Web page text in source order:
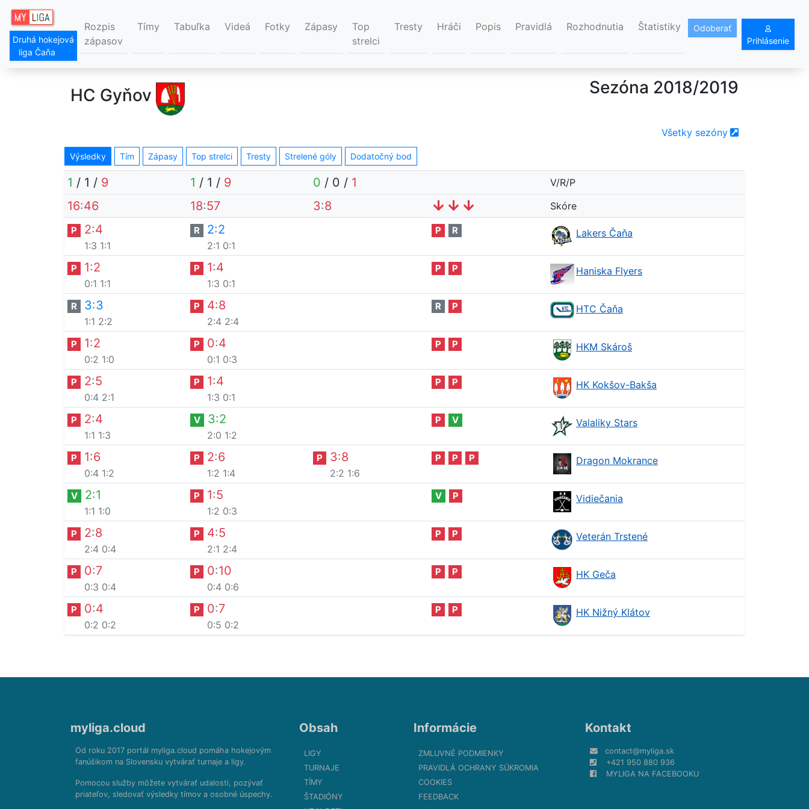
Druhá hokejová
liga Čaňa
Rozpis
zápasov
Tímy Tabuľka Videá Fotky Zápasy
Top
strelci
Tresty Hráči Popis Pravidlá Rozhodnutia Štatistiky
Odoberať
Prihlásenie
HC Gyňov Sezóna 2018/2019
Všetky sezóny
Výsledky Tím Zápasy Top strelci Tresty Strelené góly Dodatočný bod
1 / 1 / 9 1 / 1 / 9 0 / 0 / 1 V/R/P
16:46 18:57 3:8 Skóre
P 2:4
1:3 1:1
R 2:2
2:1 0:1
P R Lakers Čaňa
P 1:2
0:1 1:1
P 1:4
1:3 0:1
P P Haniska Flyers
R 3:3
1:1 2:2
P 4:8
2:4 2:4
R P HTC Čaňa
P 1:2
0:2 1:0
P 0:4
0:1 0:3
P P HKM Skároš
P 2:5
0:4 2:1
P 1:4
1:3 0:1
P P HK Kokšov-Bakša
P 2:4
1:1 1:3
V 3:2
2:0 1:2
P V Valaliky Stars
P 1:6
0:4 1:2
P 2:6
1:2 1:4
P 3:8
2:2 1:6
P P P Dragon Mokrance
V 2:1
1:1 1:0
P 1:5
1:2 0:3
V P Vidiečania
P 2:8
2:4 0:4
P 4:5
2:1 2:4
P P Veterán Trstené
P 0:7
0:3 0:4
P 0:10
0:4 0:6
P P HK Geča
P 0:4
0:2 0:2
P 0:7
0:5 0:2
P P HK Nižný Klátov
myliga.cloud
Od roku 2017 portál myliga.cloud pomáha hokejovým
fanúšikom na Slovensku vytvárať turnaje a ligy.
Pomocou služby môžete vytvárať udalosti, pozývať
priateľov, sledovať výsledky tímov a osobné úspechy.
Obsah
LIGY
TURNAJE
TÍMY
ŠTADIÓNY
Informácie
ZMLUVNÉ PODMIENKY
PRAVIDLÁ OCHRANY SÚKROMIA
COOKIES
FEEDBACK
Kontakt
contact@myliga.sk
+421 950 880 936
MYLIGA NA FACEBOOKU